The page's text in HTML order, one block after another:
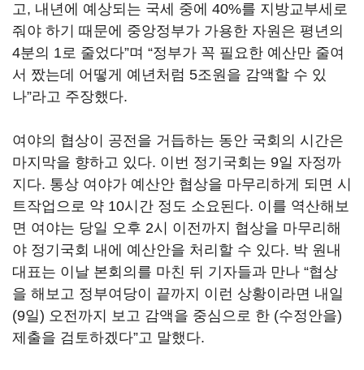
고, 내년에 예상되는 국세 중에 40%를 지방교부세로
줘야 하기 때문에 중앙정부가 가용한 자원은 평년의
4분의 1로 줄었다”며 “정부가 꼭 필요한 예산만 줄여
서 짰는데 어떻게 예년처럼 5조원을 감액할 수 있
나”라고 주장했다.
여야의 협상이 공전을 거듭하는 동안 국회의 시간은
마지막을 향하고 있다. 이번 정기국회는 9일 자정까
지다. 통상 여야가 예산안 협상을 마무리하게 되면 시
트작업으로 약 10시간 정도 소요된다. 이를 역산해보
면 여야는 당일 오후 2시 이전까지 협상을 마무리해
야 정기국회 내에 예산안을 처리할 수 있다. 박 원내
대표는 이날 본회의를 마친 뒤 기자들과 만나 “협상
을 해보고 정부여당이 끝까지 이런 상황이라면 내일
(9일) 오전까지 보고 감액을 중심으로 한 (수정안을)
제출을 검토하겠다”고 말했다.